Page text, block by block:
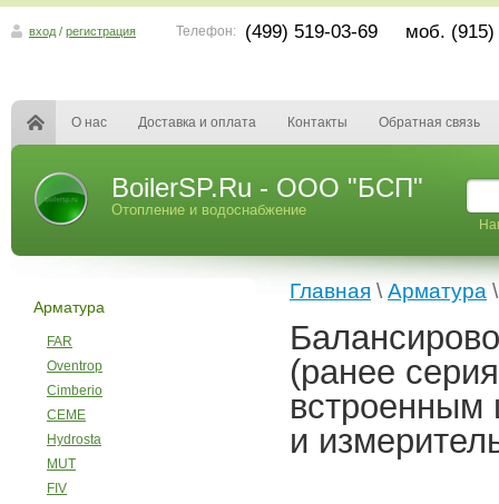
вход / регистрация Телефон: (499) 519-03-69 моб. (915)
О нас Доставка и оплата Контакты Обратная связь
BoilerSP.Ru - ООО "БСП"
Отопление и водоснабжение
Арматура
FAR
Oventrop
Cimberio
CEME
Hydrosta
MUT
FIV
Главная \ Арматура
(ранее
и